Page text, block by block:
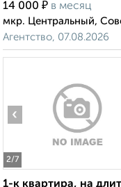
14 000 ₽ в месяц
мкр. Центральный,
Агентство, 07.08.2026
2/7
‹
1-к квартира, на